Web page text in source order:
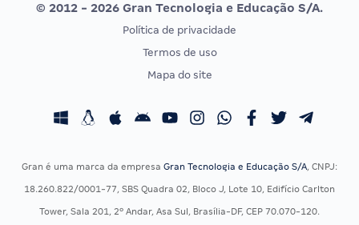
Vunesp
CONCURSOS POR PROFISSÃO
Concursos Fiscais
EXAME DE ORDEM
Calendário OAB
© 2012 - 2026 Gran Tecnologia e Educação S/A.
Política de privacidade
Termos de uso
Mapa do site
Gran é uma marca da empresa Gran Tecnologia e Educação S/A, CNPJ:
18.260.822/0001-77, SBS Quadra 02, Bloco J, Lote 10, Edifício Carlton
Tower, Sala 201, 2º Andar, Asa Sul, Brasília-DF, CEP 70.070-120.